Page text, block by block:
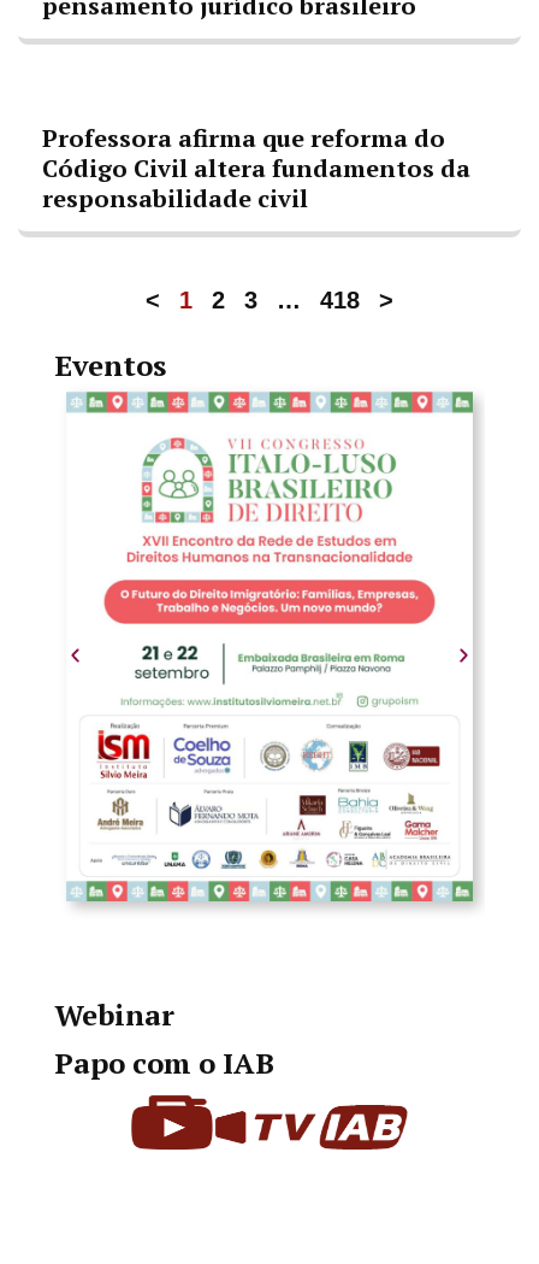
Professora afirma que reforma do
Código Civil altera fundamentos da
responsabilidade civil
< 1 2 3 … 418 >
Eventos
Webinar
Papo com o IAB